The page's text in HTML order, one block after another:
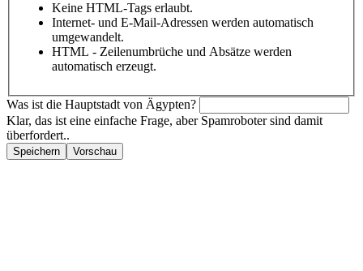
Keine HTML-Tags erlaubt.
Internet- und E-Mail-Adressen werden automatisch
umgewandelt.
HTML - Zeilenumbrüche und Absätze werden
automatisch erzeugt.
Was ist die Hauptstadt von Ägypten?
Klar, das ist eine einfache Frage, aber Spamroboter sind damit
überfordert..